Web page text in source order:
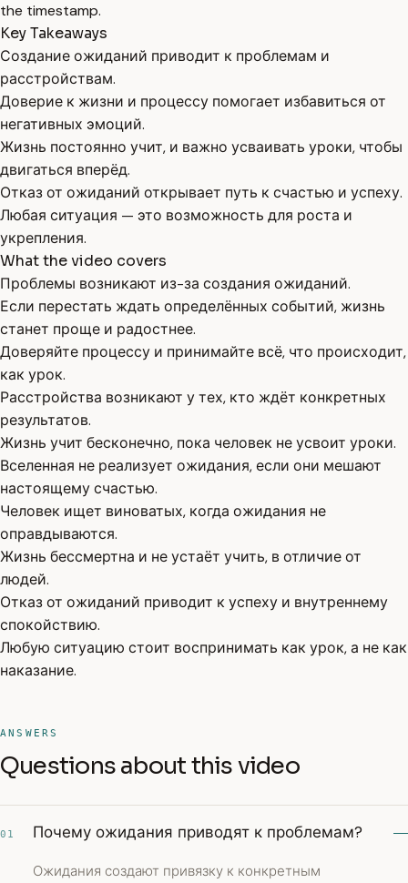
the timestamp.
Key Takeaways
Создание ожиданий приводит к проблемам и
расстройствам.
Доверие к жизни и процессу помогает избавиться от
негативных эмоций.
Жизнь постоянно учит, и важно усваивать уроки, чтобы
двигаться вперёд.
Отказ от ожиданий открывает путь к счастью и успеху.
Любая ситуация — это возможность для роста и
укрепления.
What the video covers
Проблемы возникают из-за создания ожиданий.
Если перестать ждать определённых событий, жизнь
станет проще и радостнее.
Доверяйте процессу и принимайте всё, что происходит,
как урок.
Расстройства возникают у тех, кто ждёт конкретных
результатов.
Жизнь учит бесконечно, пока человек не усвоит уроки.
Вселенная не реализует ожидания, если они мешают
настоящему счастью.
Человек ищет виноватых, когда ожидания не
оправдываются.
Жизнь бессмертна и не устаёт учить, в отличие от
людей.
Отказ от ожиданий приводит к успеху и внутреннему
спокойствию.
Любую ситуацию стоит воспринимать как урок, а не как
наказание.
ANSWERS
Questions about this video
01 Почему ожидания приводят к проблемам?
Ожидания создают привязку к конкретным